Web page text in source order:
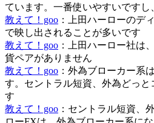
ています。一番使いやすいですし
教えて！goo ：上田ハーローのデ
で映し出されることが多いです
教えて！goo ：上田ハーロー社は
貨ペアがありません
教えて！goo ：外為ブローカー系
す。セントラル短資、外為どっ
す
教えて！goo ：セントラル短資、